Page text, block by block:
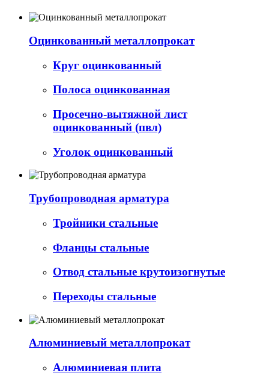
Оцинкованный металлопрокат
Круг оцинкованный
Полоса оцинкованная
Просечно-вытяжной лист
оцинкованный (пвл)
Уголок оцинкованный
Трубопроводная арматура
Тройники стальные
Фланцы стальные
Отвод стальные крутоизогнутые
Переходы стальные
Алюминиевый металлопрокат
Алюминиевая плита